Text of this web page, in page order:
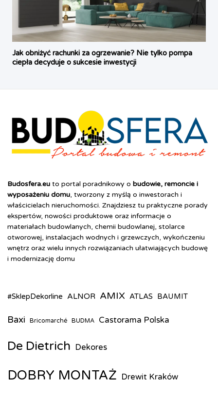
Jak obniżyć rachunki za ogrzewanie? Nie tylko pompa
ciepła decyduje o sukcesie inwestycji
Budosfera.eu to portal poradnikowy o budowie, remoncie i
wyposażeniu domu, tworzony z myślą o inwestorach i
właścicielach nieruchomości. Znajdziesz tu praktyczne porady
ekspertów, nowości produktowe oraz informacje o
materiałach budowlanych, chemii budowlanej, stolarce
otworowej, instalacjach wodnych i grzewczych, wykończeniu
wnętrz oraz wielu innych rozwiązaniach ułatwiających budowę
i modernizację domu
#SklepDekorline ALNOR AMIX ATLAS BAUMIT
Baxi Bricomarché BUDMA Castorama Polska
De Dietrich Dekores
DOBRY MONTAŻ Drewit Kraków